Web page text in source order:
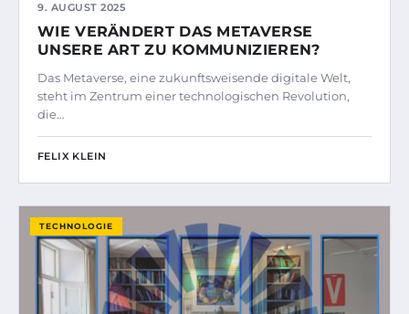
9. AUGUST 2025
WIE VERÄNDERT DAS METAVERSE
UNSERE ART ZU KOMMUNIZIEREN?
Das Metaverse, eine zukunftsweisende digitale Welt,
steht im Zentrum einer technologischen Revolution,
die…
FELIX KLEIN
TECHNOLOGIE